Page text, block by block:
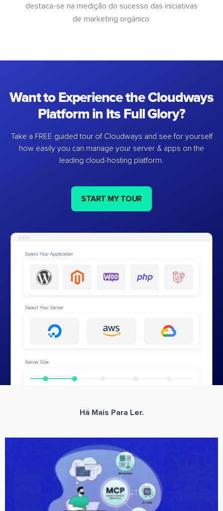
destaca-se na medição do sucesso das iniciativas
de marketing orgânico.
Want to Experience the Cloudways
Platform in Its Full Glory?
Take a FREE guided tour of Cloudways and see for yourself
how easily you can manage your server & apps on the
leading cloud-hosting platform.
START MY TOUR
Há Mais Para Ler.